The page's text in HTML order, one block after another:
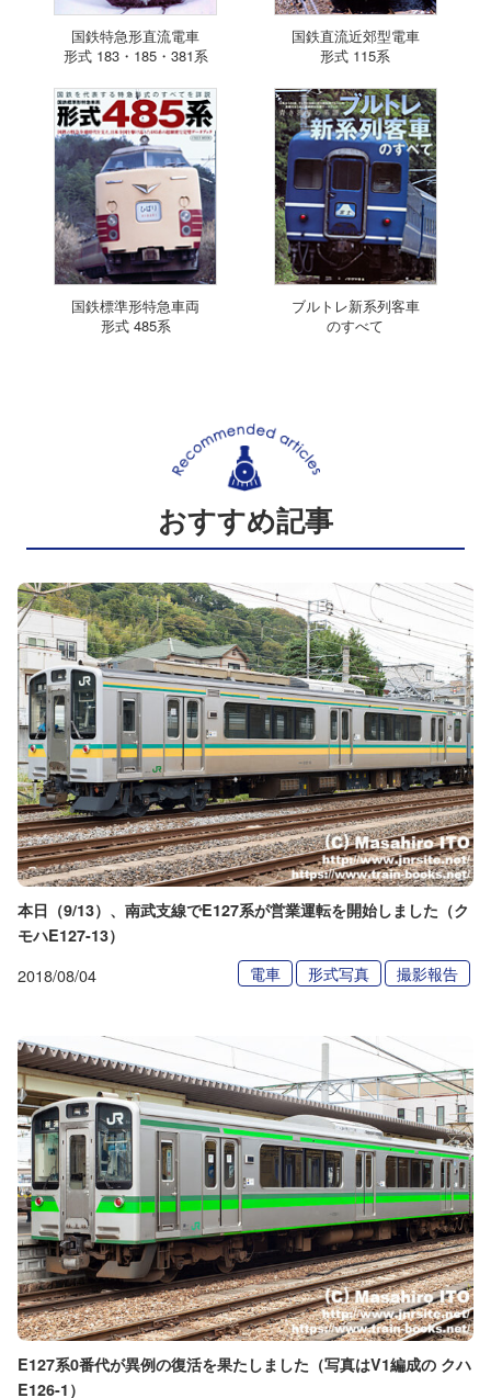
国鉄特急形直流電車
形式 183・185・381系
国鉄直流近郊型電車
形式 115系
国鉄標準形特急車両
形式 485系
ブルトレ新系列客車
のすべて
おすすめ記事
本日（9/13）、南武支線でE127系が営業運転を開始しました（ク
モハE127-13）
2018/08/04 電車 形式写真 撮影報告
E127系0番代が異例の復活を果たしました（写真はV1編成の クハ
E126-1）